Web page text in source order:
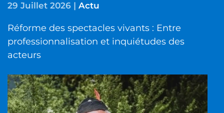
29 Juillet 2026 | Actu
Réforme des spectacles vivants : Entre
professionnalisation et inquiétudes des
acteurs